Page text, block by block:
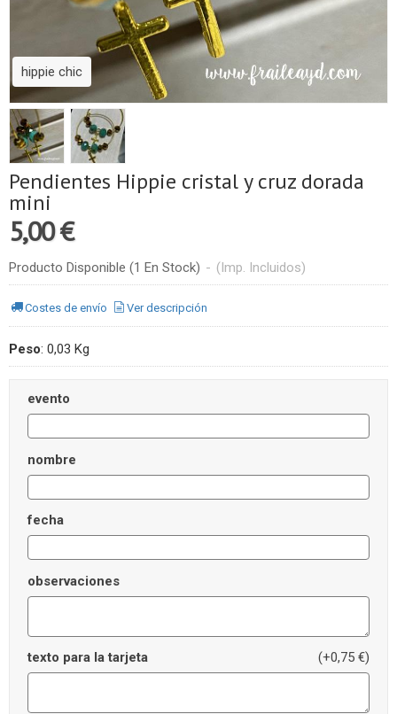
hippie chic
Pendientes Hippie cristal y cruz dorada
mini
5,00 €
Producto Disponible (1 En Stock) - (Imp. Incluidos)
Costes de envío Ver descripción
Peso: 0,03 Kg
evento
nombre
fecha
observaciones
texto para la tarjeta (+0,75 €)